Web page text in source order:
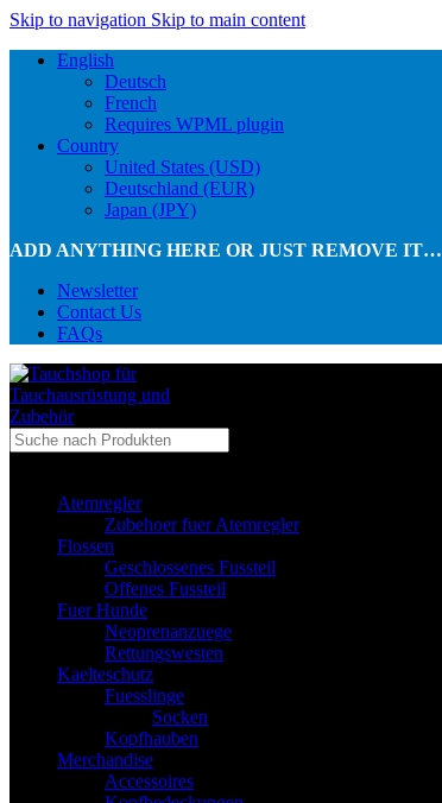
Skip to navigation Skip to main content
English
Deutsch
French
Requires WPML plugin
Country
United States (USD)
Deutschland (EUR)
Japan (JPY)
ADD ANYTHING HERE OR JUST REMOVE IT…
Newsletter
Contact Us
FAQs
Atemregler
Zubehoer fuer Atemregler
Flossen
Geschlossenes Fussteil
Offenes Fussteil
Fuer Hunde
Neoprenanzuege
Rettungswesten
Kaelteschutz
Fuesslinge
Socken
Kopfhauben
Merchandise
Accessoires